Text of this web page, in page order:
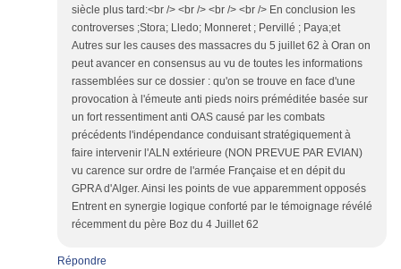
siècle plus tard:<br /> <br /> <br /> <br /> En conclusion les
controverses ;Stora; Lledo; Monneret ; Pervillé ; Paya;et
Autres sur les causes des massacres du 5 juillet 62 à Oran on
peut avancer en consensus au vu de toutes les informations
rassemblées sur ce dossier : qu'on se trouve en face d'une
provocation à l'émeute anti pieds noirs préméditée basée sur
un fort ressentiment anti OAS causé par les combats
précédents l'indépendance conduisant stratégiquement à
faire intervenir l'ALN extérieure (NON PREVUE PAR EVIAN)
vu carence sur ordre de l'armée Française et en dépit du
GPRA d'Alger. Ainsi les points de vue apparemment opposés
Entrent en synergie logique conforté par le témoignage révélé
récemment du père Boz du 4 Juillet 62
Répondre